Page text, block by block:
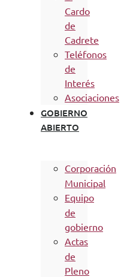
Cardo
de
Cadrete
Teléfonos
de
Interés
Asociaciones
GOBIERNO
ABIERTO
Corporación
Municipal
Equipo
de
gobierno
Actas
de
Pleno